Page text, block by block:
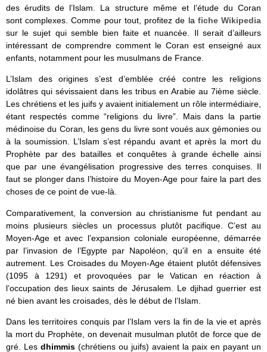
des érudits de l’Islam. La structure même et l’étude du Coran
sont complexes. Comme pour tout, profitez de la fiche Wikipedia
sur le sujet qui semble bien faite et nuancée. Il serait d’ailleurs
intéressant de comprendre comment le Coran est enseigné aux
enfants, notamment pour les musulmans de France.
L’Islam des origines s’est d’emblée créé contre les religions
idolâtres qui sévissaient dans les tribus en Arabie au 7ième siècle.
Les chrétiens et les juifs y avaient initialement un rôle intermédiaire,
étant respectés comme “religions du livre”. Mais dans la partie
médinoise du Coran, les gens du livre sont voués aux gémonies ou
à la soumission. L’Islam s’est répandu avant et après la mort du
Prophète par des batailles et conquêtes à grande échelle ainsi
que par une évangélisation progressive des terres conquises. Il
faut se plonger dans l’histoire du Moyen-Age pour faire la part des
choses de ce point de vue-là.
Comparativement, la conversion au christianisme fut pendant au
moins plusieurs siècles un processus plutôt pacifique. C’est au
Moyen-Age et avec l’expansion coloniale européenne, démarrée
par l’invasion de l’Egypte par Napoléon, qu’il en a ensuite été
autrement. Les Croisades du Moyen-Age étaient plutôt défensives
(1095 à 1291) et provoquées par le Vatican en réaction à
l’occupation des lieux saints de Jérusalem. Le djihad guerrier est
né bien avant les croisades, dès le début de l’Islam.
Dans les territoires conquis par l’Islam vers la fin de la vie et après
la mort du Prophète, on devenait musulman plutôt de force que de
gré. Les dhimmis (chrétiens ou juifs) avaient la paix en payant un